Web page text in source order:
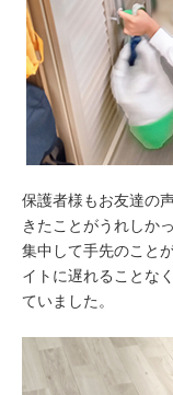
保護者様もお友達の
きたことがうれしか
集中して手先のこと
イトに遅れることな
ていました。